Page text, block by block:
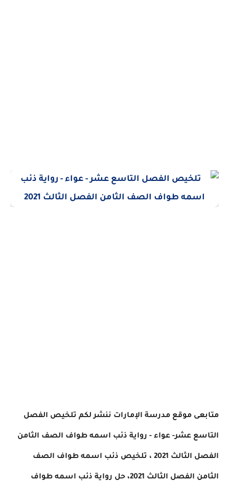
متابعى موقع مدرسة الإمارات ننشر لكم تلخيص الفصل
التاسع عشر- عواء - رواية ذئب اسمه طواف الصف الثامن
الفصل الثالث 2021 ، تلخيص ذئب اسمه طواف الصف
الثامن الفصل الثالث 2021، حل رواية ذئب اسمه طواف